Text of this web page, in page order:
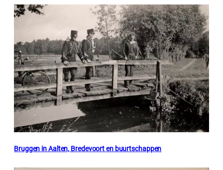
Bruggen in Aalten, Bredevoort en buurtschappen